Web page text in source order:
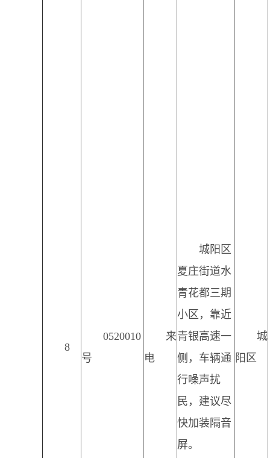
8
0520010
号
来
电
城阳区
夏庄街道水
青花都三期
小区，靠近
青银高速一
侧，车辆通
行噪声扰
民，建议尽
快加装隔音
屏。
城
阳区